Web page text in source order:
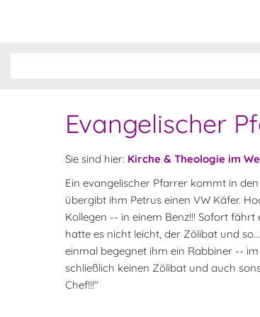
Evangelischer
Sie sind hier: Kirche & Theologie im
Ein evangelischer Pfarrer kommt in
übergibt ihm Petrus einen VW Käfer.
Kollegen -- in einem Benz!!! Sofort
hatte es nicht leicht, der Zölibat und
einmal begegnet ihm ein Rabbiner --
schließlich keinen Zölibat und auch
Chef!!!"